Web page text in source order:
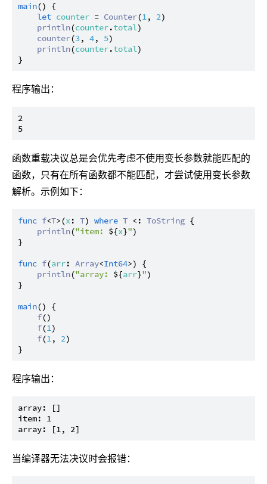
main() {
let counter = Counter(1, 2)
println(counter.total)
counter(3, 4, 5)
println(counter.total)
程序输出：
2
函数重载决议总是会优先考虑不使用变长参数就能匹配的
函数，只有在所有函数都不能匹配，才尝试使用变长参数
解析。示例如下：
func f<T>(x: T) where T <: ToString {
println("item: ${x}")
}
func f(arr: Array<Int64>) {
println("array: ${arr}")
}
main() {
f()
f(1)
f(1, 2)
程序输出：
array: []
item: 1
当编译器无法决议时会报错：